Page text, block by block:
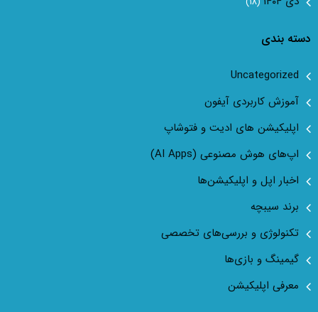
دسته بندی
Uncategorized
آموزش کاربردی آیفون
اپلیکیشن های ادیت و فتوشاپ
اپ‌های هوش مصنوعی (AI Apps)
اخبار اپل و اپلیکیشن‌ها
برند سیبچه
تکنولوژی و بررسی‌های تخصصی
گیمینگ و بازی‌ها
معرفی اپلیکیشن